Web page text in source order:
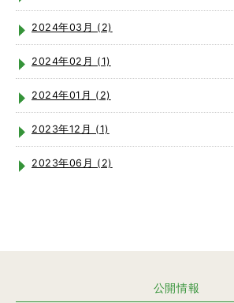
2024年03月 (2)
2024年02月 (1)
2024年01月 (2)
2023年12月 (1)
2023年06月 (2)
公開情報